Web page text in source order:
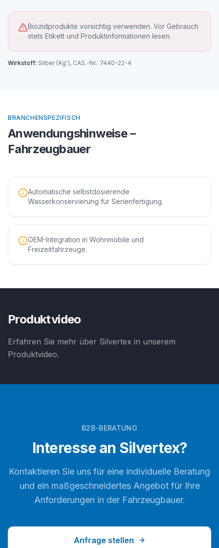
Biozidprodukte vorsichtig verwenden. Vor Gebrauch
stets Etikett und Produktinformationen lesen.
Wirkstoff: Silber (Ag⁺), CAS.-Nr.: 7440-22-4
BRANCHENSPEZIFISCH
Anwendungshinweise –
Fahrzeugbauer
Automatische selbstdosierende
Wasserkonservierung für Serienfertigung.
OEM-Integration in Wohnmobile und
Freizeitfahrzeuge.
Produktvideo
Erfahren Sie mehr über Silvertex in unserem
Produktvideo.
B2B-BERATUNG
Interesse an Silvertex?
Kontaktieren Sie uns für eine individuelle Beratung
und ein maßgeschneidertes Angebot für Ihre
Anforderungen in der Fahrzeugbauer.
Anfrage stellen